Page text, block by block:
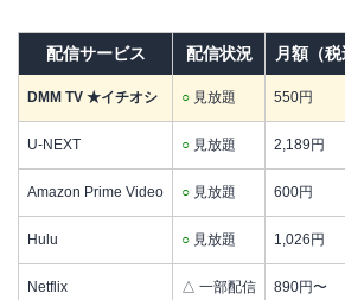
配信サービス 配信状況 月額（税
DMM TV ★イチオシ ○ 見放題 550円
U-NEXT ○ 見放題 2,189円
Amazon Prime Video ○ 見放題 600円
Hulu ○ 見放題 1,026円
Netflix △ 一部配信 890円〜